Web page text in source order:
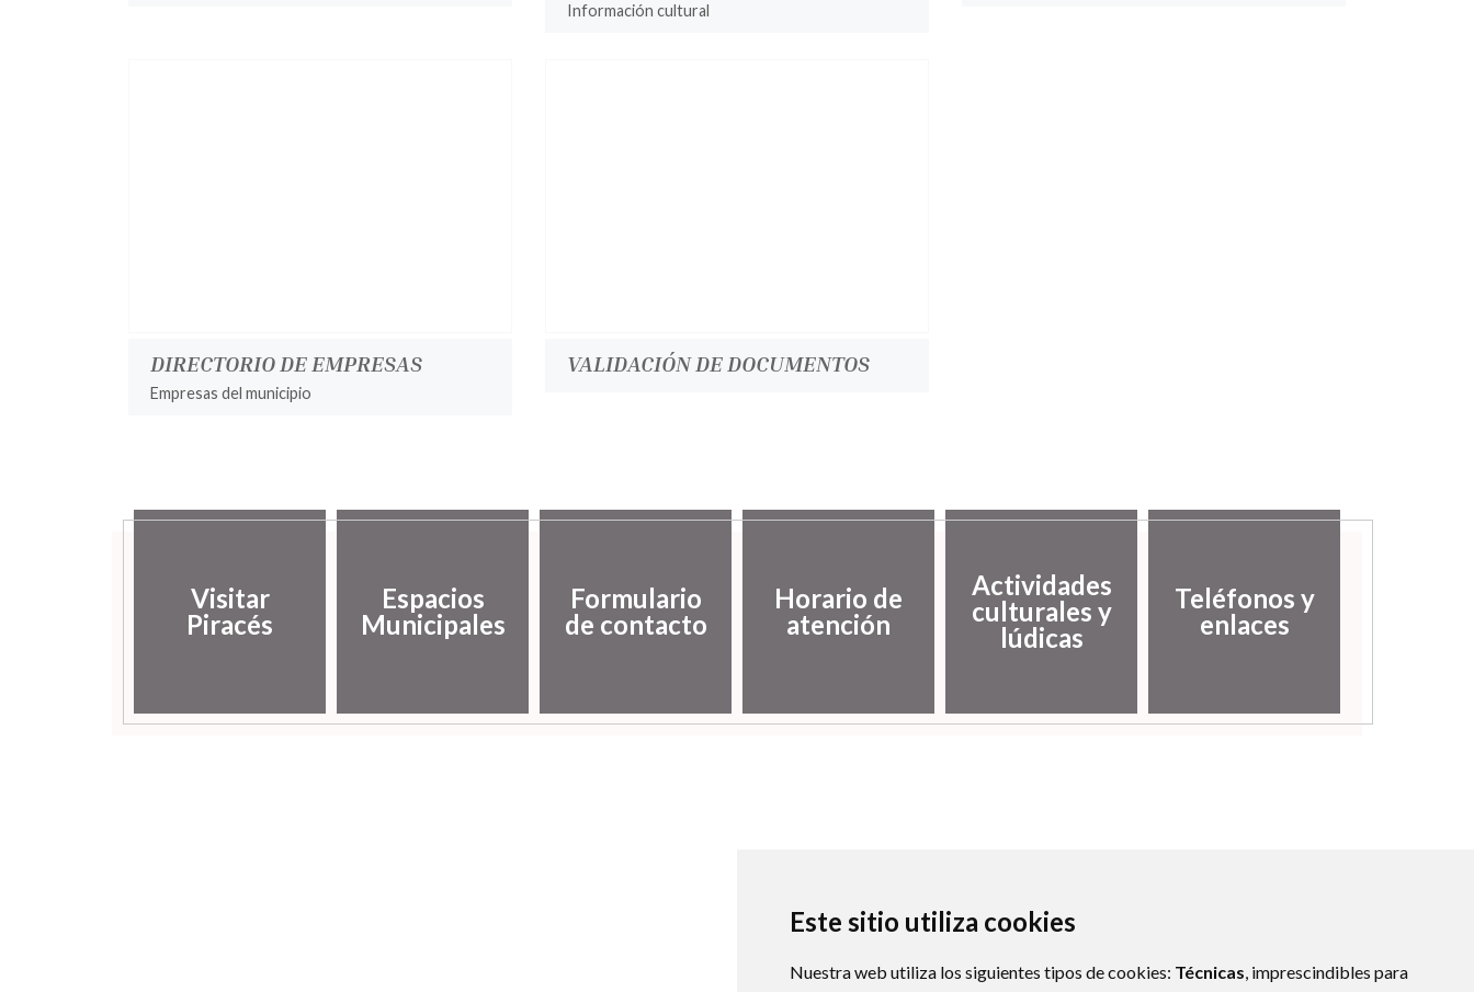
Este sitio utiliza cookies
Nuestra web utiliza los siguientes tipos de cookies: Técnicas, imprescindibles para
Información cultural
DIRECTORIO DE EMPRESAS
Empresas del municipio
VALIDACIÓN DE DOCUMENTOS
Visitar
Piracés
Espacios
Municipales
Formulario
de contacto
Horario de
atención
Actividades
culturales y
lúdicas
Teléfonos y
enlaces